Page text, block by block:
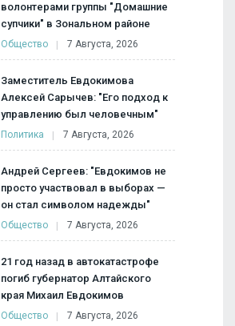
волонтерами группы "Домашние
супчики" в Зональном районе
Общество 7 Августа, 2026
Заместитель Евдокимова
Алексей Сарычев: "Его подход к
управлению был человечным"
Политика 7 Августа, 2026
Андрей Сергеев: "Евдокимов не
просто участвовал в выборах —
он стал символом надежды"
Общество 7 Августа, 2026
21 год назад в автокатастрофе
погиб губернатор Алтайского
края Михаил Евдокимов
Общество 7 Августа, 2026